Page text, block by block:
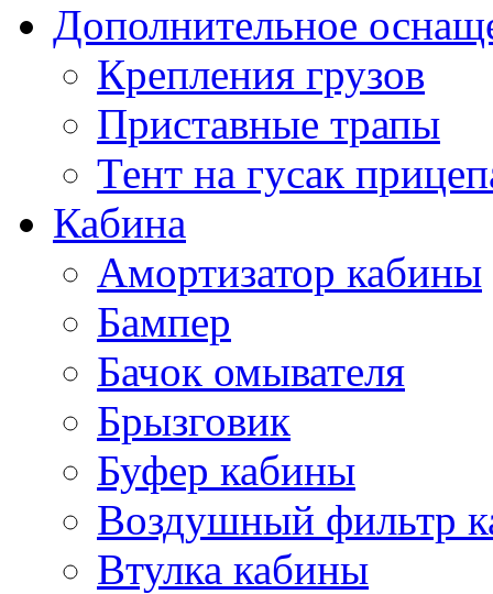
Дополнительное
Крепления грузов
Приставные трапы
Тент на гусак
Кабина
Амортизатор кабины
Бампер
Бачок омывателя
Брызговик
Буфер кабины
Воздушный фильтр
Втулка кабины